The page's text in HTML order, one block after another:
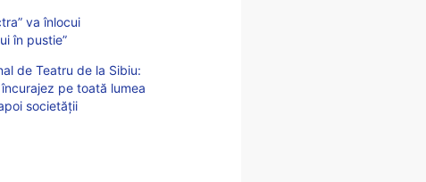
va înlocui
în pustie”
de Teatru de la Sibiu:
pe toată lumea
societății